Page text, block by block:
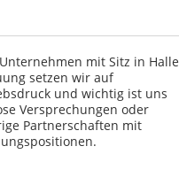
mit Sitz in Halle
setzen wir auf
und wichtig ist uns
Versprechungen oder
Partnerschaften mit